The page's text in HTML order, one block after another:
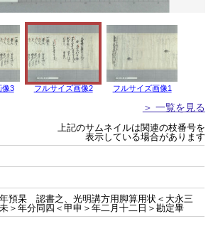
像3 フルサイズ画像2 フルサイズ画像1
＞ 一覧を見る
上記のサムネイルは関連の枝番号を
表示している場合があります
預杲 認書之、光明講方用脚算用状＜大永三
＞年分同四＜甲申＞年二月十二日＞勘定畢